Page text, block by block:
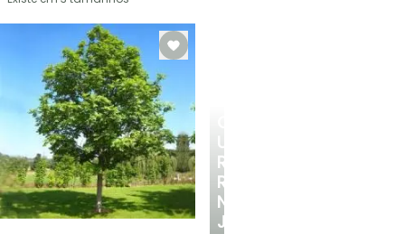
UM
RECANTO
REFRESCANTE
NO
JARDIM